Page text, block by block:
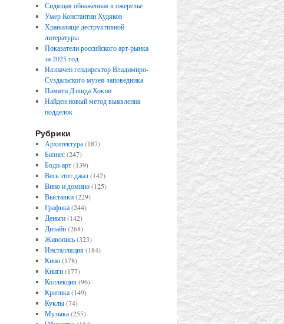
Сидящая обнаженная в ожерелье
Умер Константин Худяков
Хранилище деструктивной
литературы
Показатели российского арт-рынка
за 2025 год
Назначен гендиректор Владимиро-
Суздальского музея-заповедника
Памяти Дэвида Хокни
Найден новый метод выявления
подделок
Рубрики
Архитектура(187)
Бизнес(247)
Боди-арт(139)
Весь этот джаз(142)
Вино и домино(125)
Выставки(229)
Графика(244)
Деньги(142)
Дизайн(268)
Живопись(323)
Инсталляция(184)
Кино(178)
Книги(177)
Коллекция(96)
Критика(149)
Куклы(74)
Музыка(255)